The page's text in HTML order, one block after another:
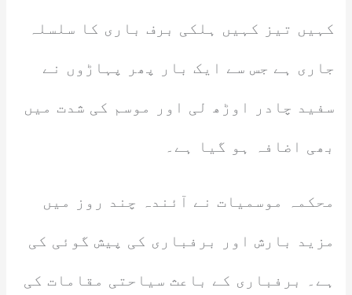
کہیں تیز کہیں ہلکی برف باری کا سلسلہ
جاری ہے جس سے ایک بار پھر پہاڑوں نے
سفید چادر اوڑھ لی اور موسم کی شدت میں
بھی اضافہ ہو گیا ہے۔
محکمہ موسمیات نے آئندہ چند روز میں
مزید بارش اور برفباری کی پیش گوئی کی
ہے۔ برفباری کے باعث سیاحتی مقامات کی